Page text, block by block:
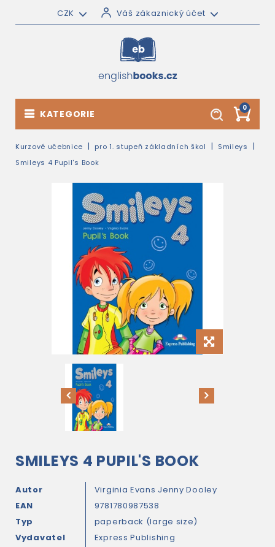
CZK Váš zákaznický účet
0
KATEGORIE
Kurzové učebnice pro 1. stupeň základních škol
Smileys
Smileys 4 Pupil's Book
SMILEYS 4 PUPIL'S BOOK
Autor Virginia Evans Jenny Dooley
EAN
9781780987538
Typ
paperback (large size)
Vydavatel
Express Publishing